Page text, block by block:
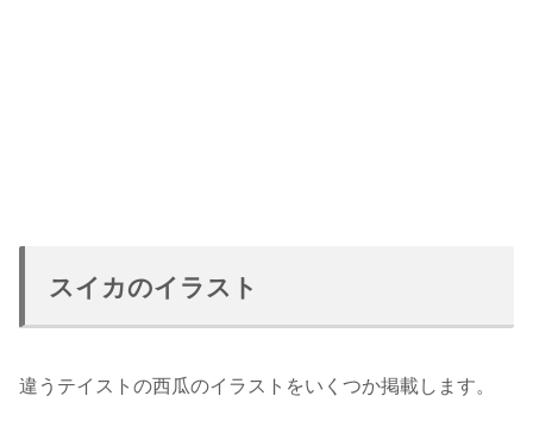
スイカのイラスト
違うテイストの西瓜のイラストをいくつか掲載します。